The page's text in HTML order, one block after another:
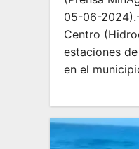
05-06-
Centro
estaciones
en el